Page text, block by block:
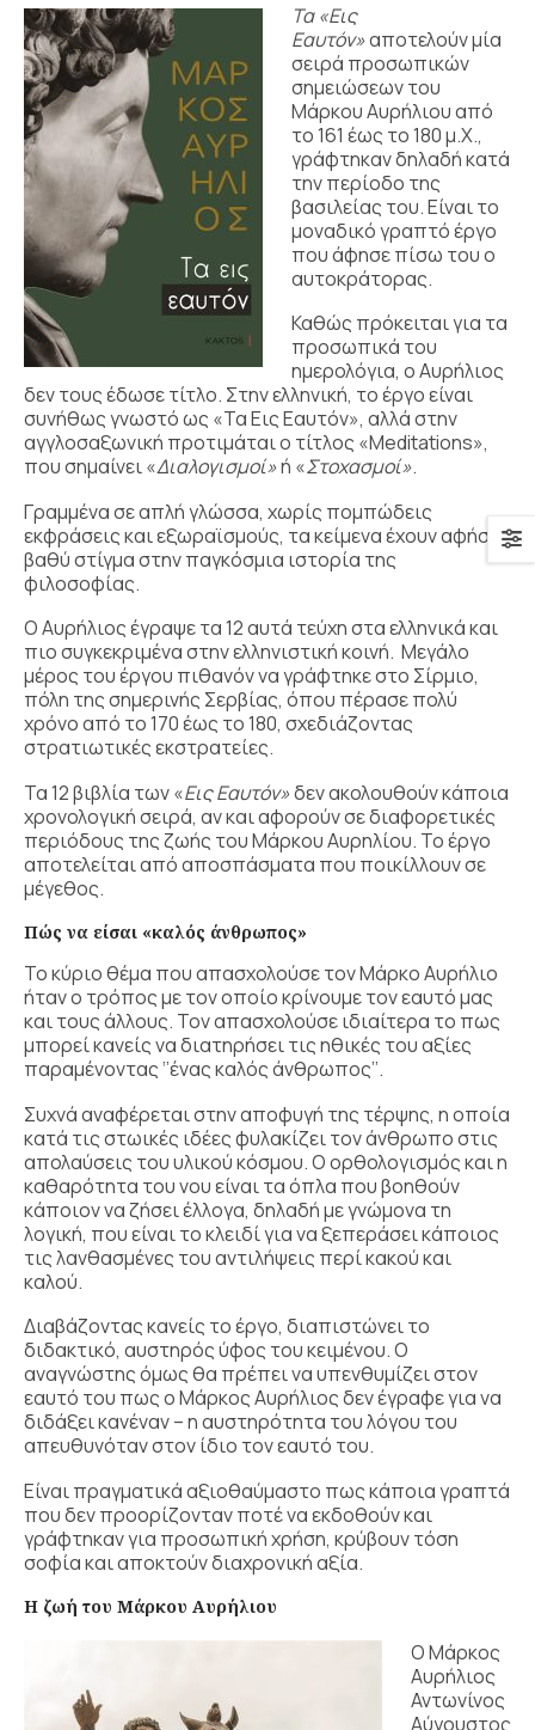
Τα«Εις
Εαυτόν»αποτελούν μία
σειρά προσωπικών
σημειώσεων του
Μάρκου Αυρήλιου από
το 161 έως το 180 μ.Χ.,
γράφτηκαν δηλαδή κατά
την περίοδο της
βασιλείας του. Είναι το
μοναδικό γραπτό έργο
που άφησε πίσω του ο
αυτοκράτορας.
Καθώς πρόκειται για τα
προσωπικά του
ημερολόγια, ο Αυρήλιος
δεν τους έδωσε τίτλο. Στην ελληνική, το έργο είναι
συνήθως γνωστό ως «Τα Εις Εαυτόν», αλλά στην
αγγλοσαξωνική προτιμάται ο τίτλος «Meditations»,
που σημαίνει «Διαλογισμοί»ή «Στοχασμοί».
Γραμμένα σε απλή γλώσσα, χωρίς πομπώδεις
εκφράσεις και εξωραϊσμούς, τα κείμενα έχουν αφήσει
βαθύ στίγμα στην παγκόσμια ιστορία της
φιλοσοφίας.
Ο Αυρήλιος έγραψε τα 12 αυτά τεύχη στα ελληνικά και
πιο συγκεκριμένα στην ελληνιστική κοινή. Μεγάλο
μέρος του έργου πιθανόν να γράφτηκε στο Σίρμιο,
πόλη της σημερινής Σερβίας, όπου πέρασε πολύ
χρόνο από το 170 έως το 180, σχεδιάζοντας
στρατιωτικές εκστρατείες.
Τα 12 βιβλία των «Εις Εαυτόν»δεν ακολουθούν κάποια
χρονολογική σειρά, αν και αφορούν σε διαφορετικές
περιόδους της ζωής του Μάρκου Αυρηλίου. Το έργο
αποτελείται από αποσπάσματα που ποικίλλουν σε
μέγεθος.
Πώς να είσαι «καλός άνθρωπος»
Το κύριο θέμα που απασχολούσε τον Μάρκο Αυρήλιο
ήταν ο τρόπος με τον οποίο κρίνουμε τον εαυτό μας
και τους άλλους. Τον απασχολούσε ιδιαίτερα το πως
μπορεί κανείς να διατηρήσει τις ηθικές του αξίες
παραμένοντας ‘’ένας καλός άνθρωπος’’.
Συχνά αναφέρεται στην αποφυγή της τέρψης, η οποία
κατά τις στωικές ιδέες φυλακίζει τον άνθρωπο στις
απολαύσεις του υλικού κόσμου. Ο ορθολογισμός και η
καθαρότητα του νου είναι τα όπλα που βοηθούν
κάποιον να ζήσει έλλογα, δηλαδή με γνώμονα τη
λογική, που είναι το κλειδί για να ξεπεράσει κάποιος
τις λανθασμένες του αντιλήψεις περί κακού και
καλού.
Διαβάζοντας κανείς το έργο, διαπιστώνει το
διδακτικό, αυστηρός ύφος του κειμένου. Ο
αναγνώστης όμως θα πρέπει να υπενθυμίζει στον
εαυτό του πως ο Μάρκος Αυρήλιος δεν έγραφε για να
διδάξει κανέναν – η αυστηρότητα του λόγου του
απευθυνόταν στον ίδιο τον εαυτό του.
Είναι πραγματικά αξιοθαύμαστο πως κάποια γραπτά
που δεν προορίζονταν ποτέ να εκδοθούν και
γράφτηκαν για προσωπική χρήση, κρύβουν τόση
σοφία και αποκτούν διαχρονική αξία.
Η ζωή του Μάρκου Αυρήλιου
Ο Μάρκος
Αυρήλιος
Αντωνίνος
Αύγουστος